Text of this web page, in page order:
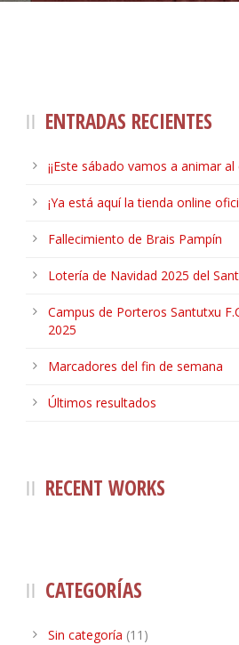
ENTRADAS RECIENTES
¡¡Este sábado vamos a animar
¡Ya está aquí la tienda online
Fallecimiento de Brais Pampín
Lotería de Navidad 2025 del
Campus de Porteros Santutxu
2025
Marcadores del fin de semana
Últimos resultados
RECENT WORKS
CATEGORÍAS
Sin categoría (11)